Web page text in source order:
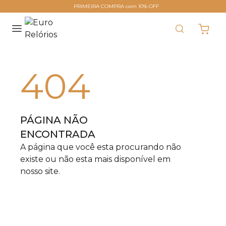
PRIMEIRA COMPRA com 10% OFF
404
PÁGINA NÃO
ENCONTRADA
A página que você esta procurando não
existe ou não esta mais disponível em
nosso site.